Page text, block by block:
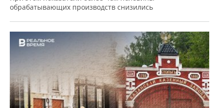
обрабатывающих производств снизились